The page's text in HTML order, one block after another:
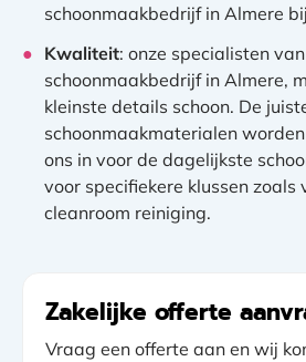
schoonmaakbedrijf in Almere
Kwaliteit: onze specialisten
schoonmaakbedrijf in Almere,
kleinste details schoon. De
schoonmaakmaterialen
ons in voor de dagelijkste
voor specifiekere klussen zoals
cleanroom reiniging.
Zakelijke offerte
Vraag een offerte aan en wij